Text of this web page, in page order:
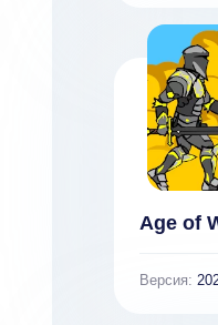
Age of
Версия: